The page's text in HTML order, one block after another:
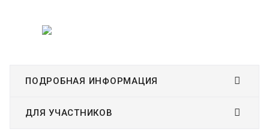
ПОДРОБНАЯ ИНФОРМАЦИЯ
ДЛЯ УЧАСТНИКОВ